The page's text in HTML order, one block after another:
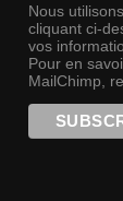
Nous
cliquant ci-
vos
Pour en
MailChimp,